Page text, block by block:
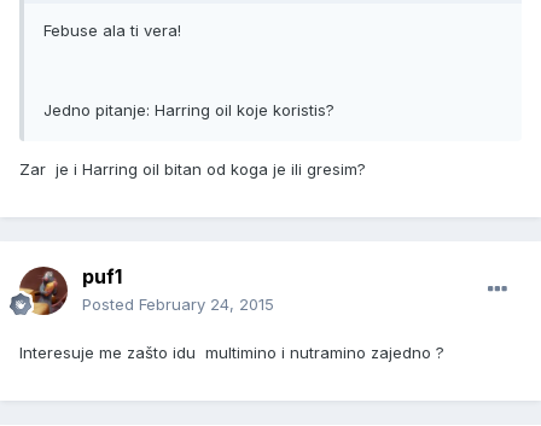
Febuse ala ti vera!
Jedno pitanje: Harring oil koje koristis?
Zar je i Harring oil bitan od koga je ili gresim?
puf1
Posted February 24, 2015
Interesuje me zašto idu multimino i nutramino zajedno ?